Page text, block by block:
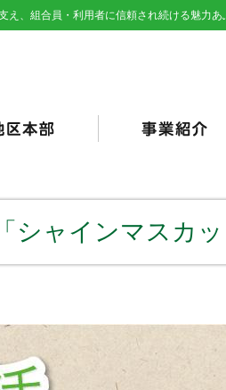
、組合員・利用者に信頼され続ける魅力あ
シャインマスカ